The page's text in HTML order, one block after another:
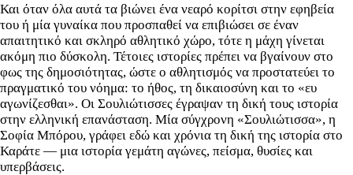
Και όταν όλα αυτά τα βιώνει ένα νεαρό κορίτσι στην εφηβεία
του ή μία γυναίκα που προσπαθεί να επιβιώσει σε έναν
απαιτητικό και σκληρό αθλητικό χώρο, τότε η μάχη γίνεται
ακόμη πιο δύσκολη. Τέτοιες ιστορίες πρέπει να βγαίνουν στο
φως της δημοσιότητας, ώστε ο αθλητισμός να προστατεύει το
πραγματικό του νόημα: το ήθος, τη δικαιοσύνη και το «ευ
αγωνίζεσθαι». Οι Σουλιώτισσες έγραψαν τη δική τους ιστορία
στην ελληνική επανάσταση. Μία σύγχρονη «Σουλιώτισσα», η
Σοφία Μπόρου, γράφει εδώ και χρόνια τη δική της ιστορία στο
Καράτε — μια ιστορία γεμάτη αγώνες, πείσμα, θυσίες και
υπερβάσεις.